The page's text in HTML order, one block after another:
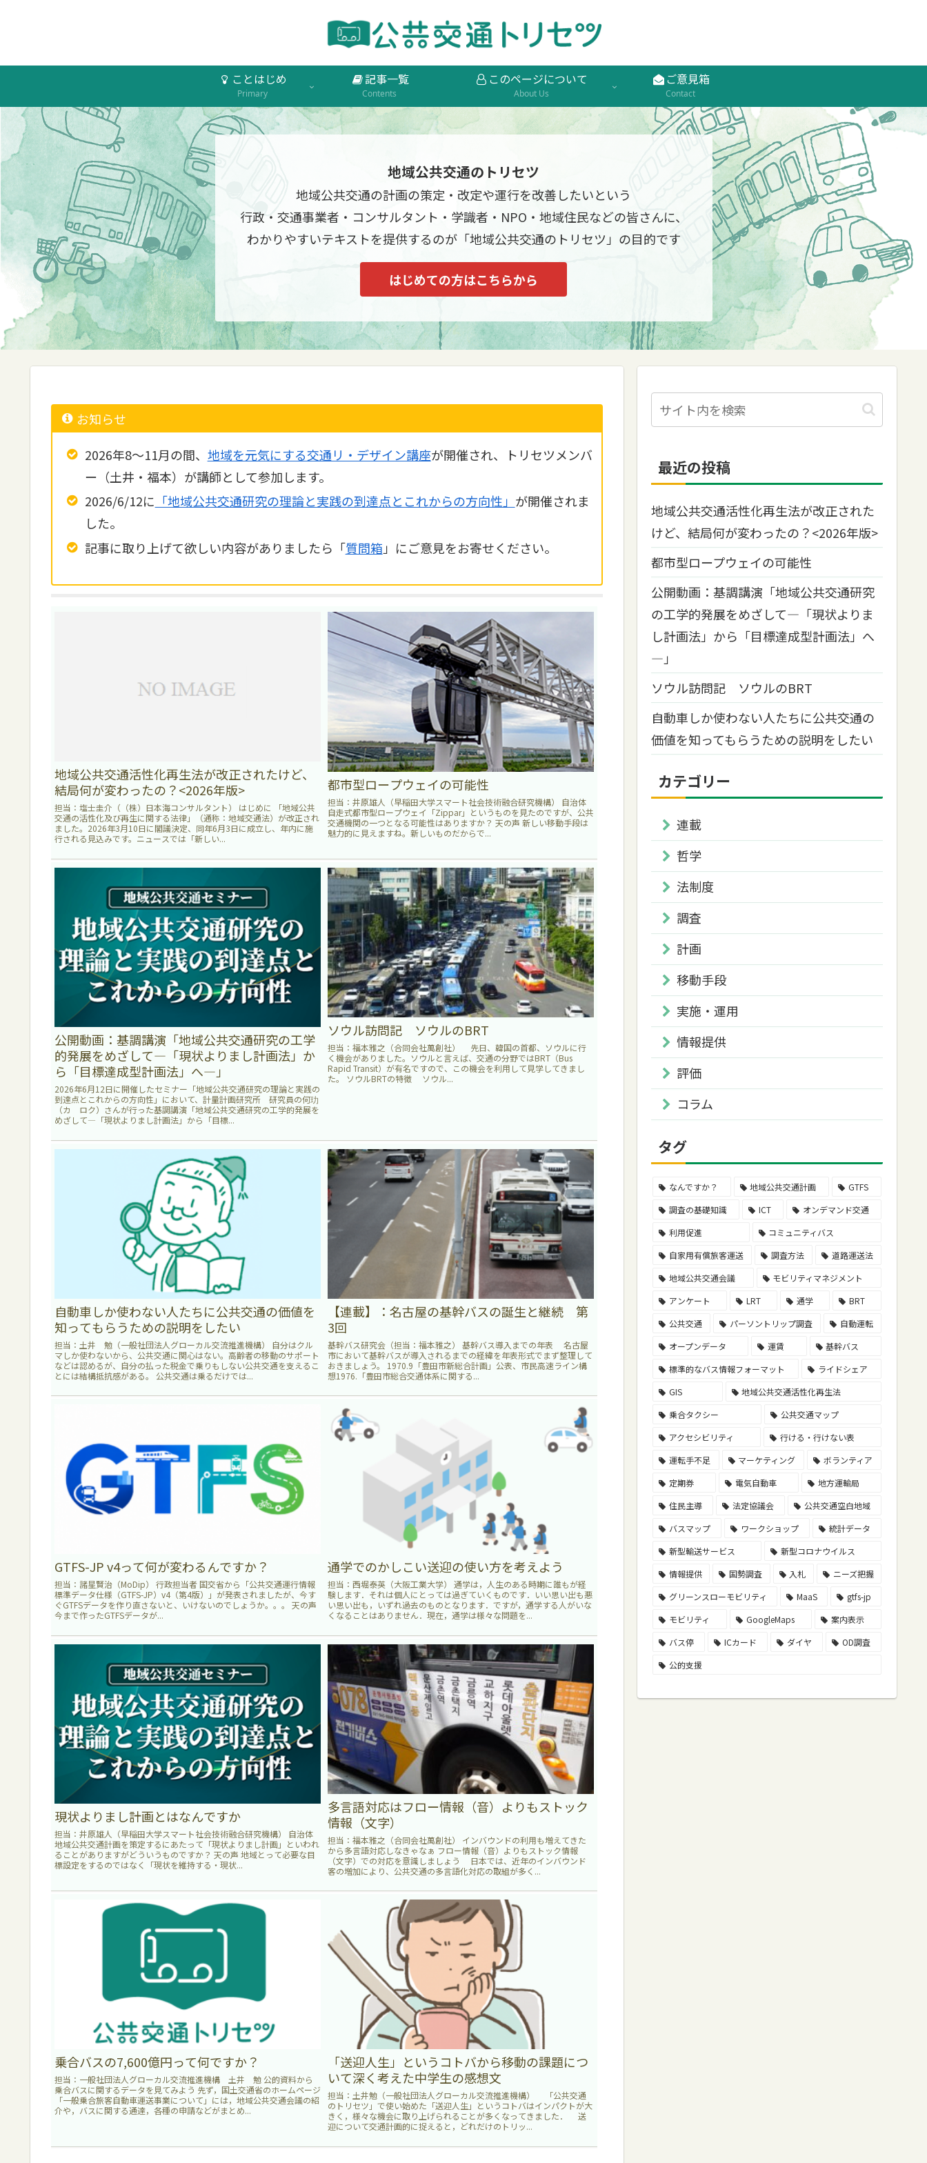
ことはじめ
Primary
記事一覧
Contents
このページについて
About Us
ご意見箱
Contact
地域公共交通のトリセツ
地域公共交通の計画の策定・改定や運行を改善したいという
行政・交通事業者・コンサルタント・学識者・NPO・地域住民などの皆さんに、
わかりやすいテキストを提供するのが「地域公共交通のトリセツ」の目的です
はじめての方はこちらから
お知らせ
2026年8～11月の間、 地域を元気にする交通リ・デザイン講座が開催され、トリセツメンバ
ー（土井・福本）が講師として参加します。
2026/6/12に 「地域公共交通研究の理論と実践の到達点とこれからの方向性」 が開催されま
した。
記事に取り上げて欲しい内容がありましたら「質問箱 」にご意見をお寄せください。
地域公共交通活性化再生法が改正されたけど、
結局何が変わったの？<2026年版>
担当：塩士圭介（（株）日本海コンサルタント） はじめに 「地域公共
交通の活性化及び再生に関する法律」（通称：地域交通法）が改正され
ました。2026年3月10日に閣議決定、同年6月3日に成立し、年内に施
行される見込みです。ニュースでは「新しい...
都市型ロープウェイの可能性
担当：井原雄人（早稲田大学スマート社会技術融合研究機構） 自治体
自走式都市型ロープウェイ「Zippar」というものを見たのですが、公共
交通機関の一つとなる可能性はありますか？ 天の声 新しい移動手段は
魅力的に見えますね。新しいものだからで...
公開動画：基調講演「地域公共交通研究の工学
的発展をめざして―「現状よりまし計画法」か
ら「目標達成型計画法」へ―」
2026年6月12日に開催したセミナー「地域公共交通研究の理論と実践の
到達点とこれからの方向性」において、計量計画研究所 研究員の何玏
（カ ロク）さんが行った基調講演「地域公共交通研究の工学的発展を
めざして―「現状よりまし計画法」から「目標...
ソウル訪問記 ソウルのBRT
担当：福本雅之（合同会社萬創社） 先日、韓国の首都、ソウルに行
く機会がありました。ソウルと言えば、交通の分野ではBRT（Bus
Rapid Transit）が有名ですので、この機会を利用して見学してきまし
た。 ソウルBRTの特徴 ソウル...
自動車しか使わない人たちに公共交通の価値を
知ってもらうための説明をしたい
担当：土井 勉（一般社団法人グローカル交流推進機構） 自分はクル
マしか使わないから、公共交通に関心はない。高齢者の移動のサポート
などは認めるが、自分の払った税金で乗りもしない公共交通を支えるこ
とには結構抵抗感がある。 公共交通は乗るだけでは...
【連載】：名古屋の基幹バスの誕生と継続 第
3回
基幹バス研究会（担当：福本雅之） 基幹バス導入までの年表 名古屋
市において基幹バスが導入されるまでの経緯を年表形式でまず整理して
おきましょう。 1970.9「豊田市新総合計画」公表、市民高速ライン構
想1976.「豊田市総合交通体系に関する...
GTFS-JP v4って何が変わるんですか？
担当：諸星賢治（MoDip） 行政担当者 国交省から「公共交通運行情報
標準データ仕様（GTFS-JP）v4（第4版）」が発表されましたが、今す
ぐGTFSデータを作り直さないと、いけないのでしょうか。。。 天の声
今まで作ったGTFSデータが...
通学でのかしこい送迎の使い方を考えよう
担当：西堀泰英（大阪工業大学） 通学は，人生のある時期に誰もが経
験します．それは個人にとっては過ぎていくものです．いい思い出も悪
い思い出も，いずれ過去のものとなります．ですが，通学する人がいな
くなることはありません．現在，通学は様々な問題を...
現状よりまし計画とはなんですか
担当：井原雄人（早稲田大学スマート社会技術融合研究機構） 自治体
地域公共交通計画を策定するにあたって「現状よりまし計画」といわれ
ることがありますがどういうものですか？ 天の声 地域とって必要な目
標設定をするのではなく「現状を維持する・現状...
多言語対応はフロー情報（音）よりもストック
情報（文字）
担当：福本雅之（合同会社萬創社） インバウンドの利用も増えてきた
から多言語対応しなきゃなぁ フロー情報（音）よりもストック情報
（文字）での対応を意識しましょう 日本では、近年のインバウンド
客の増加により、公共交通の多言語化対応の取組が多く...
乗合バスの7,600億円って何ですか？
担当：一般社団法人グローカル交流推進機構 土井 勉 公的資料から
乗合バスに関するデータを見てみよう 先ず，国土交通省のホームページ
「一般乗合旅客自動車運送事業について」には，地域公共交通会議の紹
介や，バスに関する通達，各種の申請などがまとめ...
「送迎人生」というコトバから移動の課題につ
いて深く考えた中学生の感想文
担当：土井勉（一般社団法人グローカル交流推進機構） 「公共交通
のトリセツ」で使い始めた「送迎人生」というコトバはインパクトが大
きく，様々な機会に取り上げられることが多くなってきました． 送
迎について交通計画的に捉えると，どれだけのトリッ...
最近の投稿
地域公共交通活性化再生法が改正された
けど、結局何が変わったの？<2026年版>
都市型ロープウェイの可能性
公開動画：基調講演「地域公共交通研究
の工学的発展をめざして―「現状よりま
し計画法」から「目標達成型計画法」へ
―」
ソウル訪問記 ソウルのBRT
自動車しか使わない人たちに公共交通の
価値を知ってもらうための説明をしたい
カテゴリー
連載
哲学
法制度
調査
計画
移動手段
実施・運用
情報提供
評価
コラム
タグ
なんですか？ 地域公共交通計画
GTFS
調査の基礎知識
ICT
オンデマンド交通
利用促進
コミュニティバス
自家用有償旅客運送
調査方法
道路運送法
地域公共交通会議
モビリティマネジメント
アンケート
LRT 通学
BRT
公共交通
パーソントリップ調査
自動運転
オープンデータ
運賃
基幹バス
標準的なバス情報フォーマット
ライドシェア
GIS
地域公共交通活性化再生法
乗合タクシー
公共交通マップ
アクセシビリティ
行ける・行けない表
運転手不足
マーケティング
ボランティア
定期券
電気自動車
地方運輸局
住民主導
法定協議会
公共交通空白地域
バスマップ
ワークショップ
統計データ
新型輸送サービス
新型コロナウイルス
情報提供
国勢調査 入札
ニーズ把握
グリーンスローモビリティ
MaaS
gtfs-jp
モビリティ
GoogleMaps
案内表示
バス停
ICカード ダイヤ
OD調査
公的支援